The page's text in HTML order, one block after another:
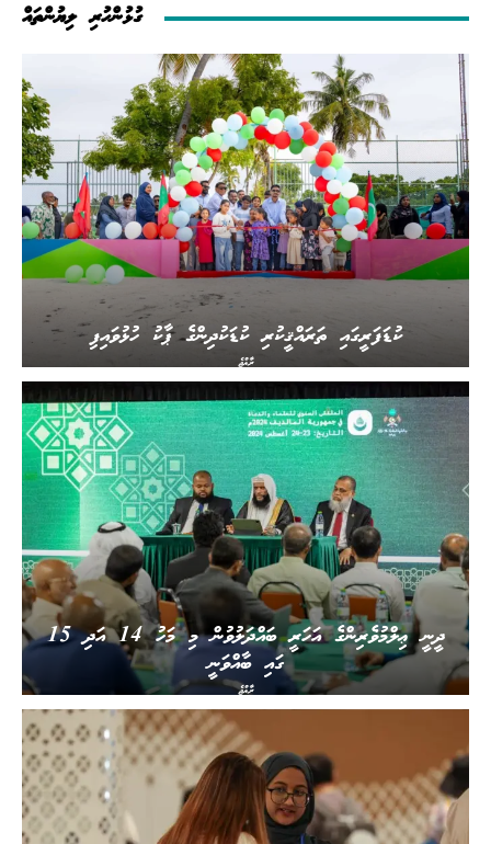
ގުޅުންހުރި ލިޔުންތައް
ރާއްޖެ
ކުޑަފަރީގައި ތަރައްޤީކުރި ކުޑަކުދިންގެ ޕާކު ހުޅުވައިފި
ރާއްޖެ
ދީނީ ޢިލްމުވެރިންގެ އަހަރީ ބައްދަލުވުން މި މަހު 14 އަދި 15
ގައި ބާއްވަނީ